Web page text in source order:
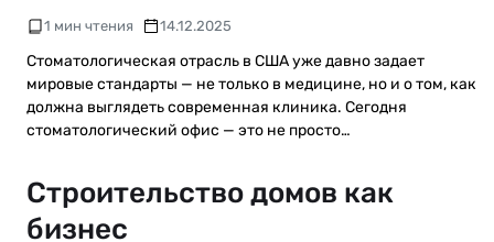
1 мин чтения 14.12.2025
Стоматологическая отрасль в США уже давно задает
мировые стандарты — не только в медицине, но и о том, как
должна выглядеть современная клиника. Сегодня
стоматологический офис — это не просто…
Строительство домов как
бизнес